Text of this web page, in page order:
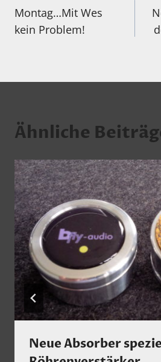
Montag…Mit Wes
kein Problem!
Ähnliche
Neue Absorber